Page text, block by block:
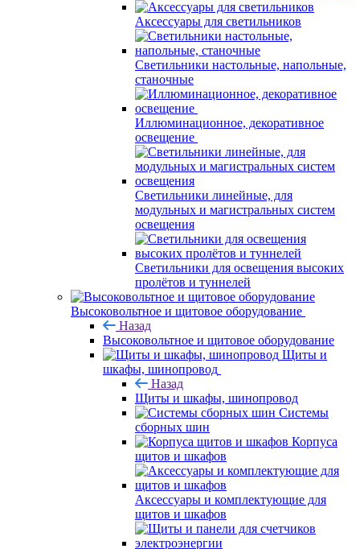
Аксессуары для светильников
Светильники настольные, напольные,
станочные
Иллюминационное, декоративное
освещение
Светильники линейные, для
модульных и магистральных систем
освещения
Светильники для освещения высоких
пролётов и туннелей
Высоковольтное и щитовое оборудование
Назад
Высоковольтное и щитовое оборудование
Щиты и
шкафы, шинопровод
Назад
Щиты и шкафы, шинопровод
Системы
сборных шин
Корпуса
щитов и шкафов
Аксессуары и комплектующие для
щитов и шкафов